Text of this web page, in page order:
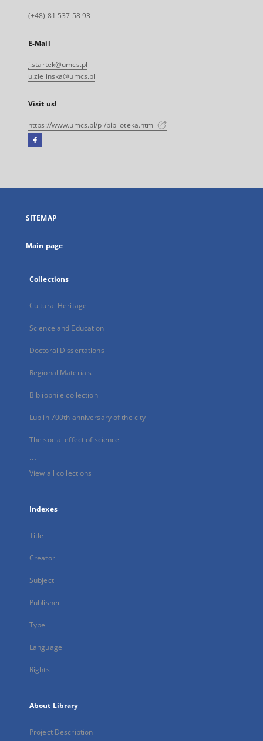
(+48) 81 537 58 93
E-Mail
j.startek@umcs.pl
u.zielinska@umcs.pl
Visit us!
https://www.umcs.pl/pl/biblioteka.htm
Facebook
open
new
SITEMAP
Main page
Collections
Cultural Heritage
Science and Education
Doctoral Dissertations
Regional Materials
Bibliophile collection
Lublin 700th anniversary of the city
The social effect of science
...
View all collections
Indexes
Title
Creator
Subject
Publisher
Type
Language
Rights
About Library
Project Description